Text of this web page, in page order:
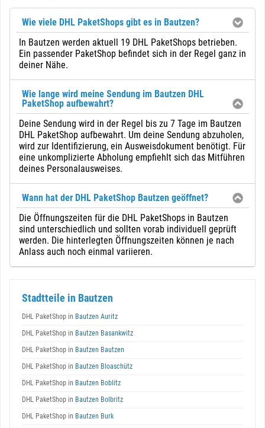
Wie viele DHL PaketShops gibt es in Bautzen?
In Bautzen werden aktuell 19 DHL PaketShops betrieben.
Ein passender PaketShop befindet sich in der Regel ganz in
deiner Nähe.
Wie lange wird meine Sendung im Bautzen DHL
PaketShop aufbewahrt?
Deine Sendung wird in der Regel bis zu 7 Tage im Bautzen
DHL PaketShop aufbewahrt. Um deine Sendung abzuholen,
wird zur Identifizierung, ein Ausweisdokument benötigt. Für
eine unkomplizierte Abholung empfiehlt sich das Mitführen
deines Personalausweises.
Wann hat der DHL PaketShop Bautzen geöffnet?
Die Öffnungszeiten für die DHL PaketShops in Bautzen
sind unterschiedlich und sollten vorab individuell geprüft
werden. Die hinterlegten Öffnungszeiten können je nach
Anlass auch noch einmal variieren.
Stadtteile in Bautzen
DHL PaketShop in Bautzen Auritz
DHL PaketShop in Bautzen Basankwitz
DHL PaketShop in Bautzen Bautzen
DHL PaketShop in Bautzen Bloaschütz
DHL PaketShop in Bautzen Boblitz
DHL PaketShop in Bautzen Bolbritz
DHL PaketShop in Bautzen Burk